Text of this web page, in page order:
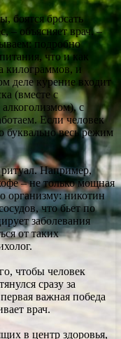
боятся бросать
– объясняет врач. –
подробно
что и как
килограммов, и
деле курение входит
(вместе с
с
Если человек
буквально весь режим
ритуал. Например,
– не только мощная
организму: никотин
что бьет по
заболевания
от таких
чтобы человек
сразу за
важная победа
врач.
в центр здоровья,